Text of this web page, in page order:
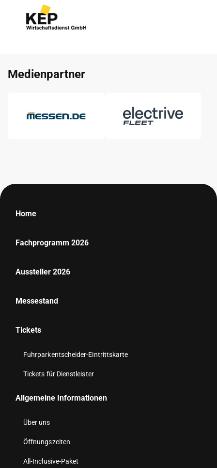
Medienpartner
Home
Fachprogramm 2026
Aussteller 2026
Messestand
Tickets
Fuhrparkentscheider-Eintrittskarte
Tickets für Dienstleister
Allgemeine Informationen
Über uns
Öffnungszeiten
All-Inclusive-Paket